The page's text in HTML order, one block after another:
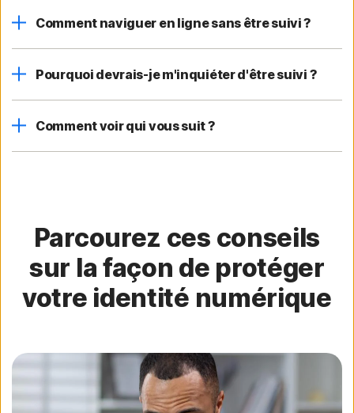
Comment naviguer en ligne sans être suivi ?
Pourquoi devrais-je m'inquiéter d'être suivi ?
Comment voir qui vous suit ?
Parcourez ces conseils
sur la façon de protéger
votre identité numérique